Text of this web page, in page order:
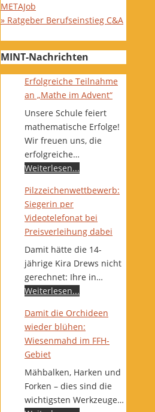
METAJob
» Ratgeber Berufseinstieg C&A
MINT-Nachrichten
Erfolgreiche Teilnahme
an „Mathe im Advent“
Unsere Schule feiert
mathematische Erfolge!
Wir freuen uns, die
erfolgreiche…
Weiterlesen...
Pilzzeichenwettbewerb:
Siegerin per
Videotelefonat bei
Preisverleihung dabei
Damit hätte die 14-
jährige Kira Drews nicht
gerechnet: Ihre in…
Weiterlesen...
Damit die Orchideen
wieder blühen:
Wiesenmahd im FFH-
Gebiet
Mähbalken, Harken und
Forken – dies sind die
wichtigsten Werkzeuge…